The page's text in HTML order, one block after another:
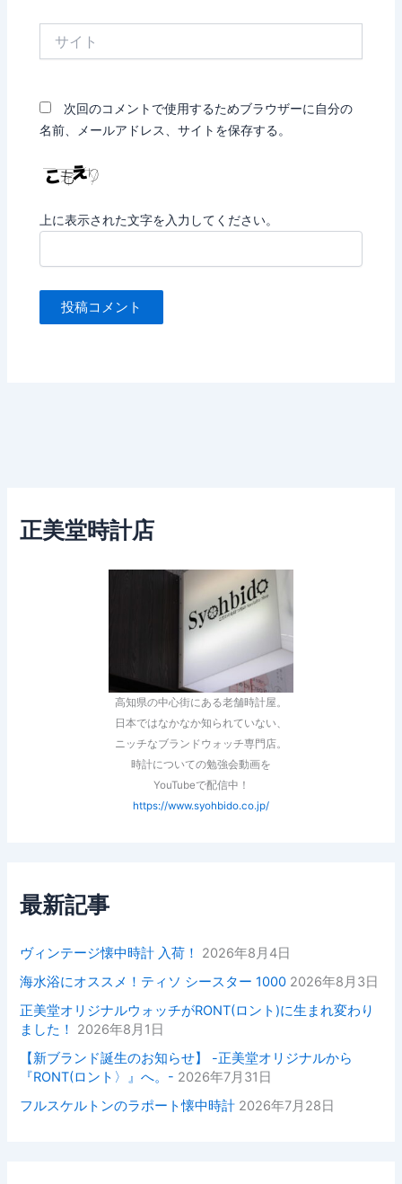
次回のコメントで使用するためブラウザーに自分の
名前、メールアドレス、サイトを保存する。
上に表示された文字を入力してください。
正美堂時計店
高知県の中心街にある老舗時計屋。
日本ではなかなか知られていない、
ニッチなブランドウォッチ専門店。
時計についての勉強会動画を
YouTubeで配信中！
https://www.syohbido.co.jp/
最新記事
ヴィンテージ懐中時計 入荷！
2026年8月4日
海水浴にオススメ！ティソ シースター 1000 2026年8月3日
正美堂オリジナルウォッチがRONT(ロント)に生まれ変わり
ました！
2026年8月1日
【新ブランド誕生のお知らせ】 -正美堂オリジナルから
『RONT(ロント〉』へ。- 2026年7月31日
フルスケルトンのラポート懐中時計 2026年7月28日